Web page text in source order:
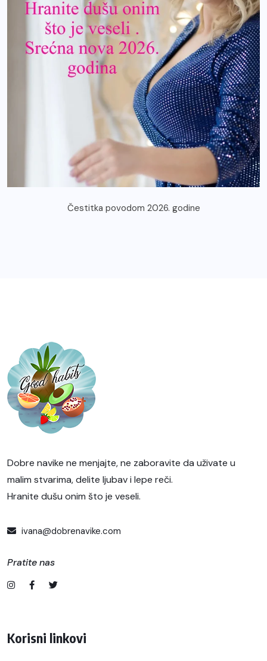
Čestitka povodom 2026. godine
Dobre navike ne menjajte, ne zaboravite da uživate u
malim stvarima, delite ljubav i lepe reči.
Hranite dušu onim što je veseli.
ivana@dobrenavike.com
Pratite nas
Korisni linkovi